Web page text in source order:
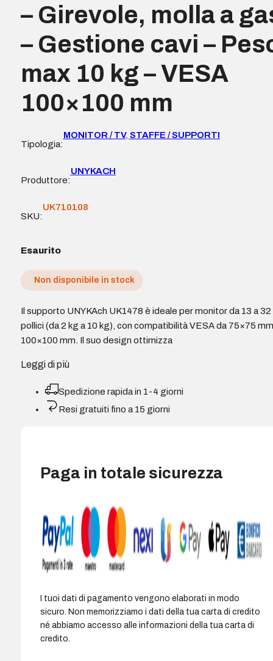
– Girevole, molla a
– Gestione cavi –
max 10 kg – VESA
100×100 mm
Tipologia:
MONITOR / TV, STAFFE / SUPPORTI
Produttore:
UNYKACH
SKU:
UK710108
Esaurito
Non disponibile in stock
Il supporto UNYKAch UK1478 è ideale per monitor da 13 a 32
pollici (da 2 kg a 10 kg), con compatibilità VESA da 75×75
100×100 mm. Il suo design ottimizza
Leggi di più
Spedizione rapida in 1-4 giorni
Resi gratuiti fino a 15 giorni
Paga in totale sicurezza
I tuoi dati di pagamento vengono elaborati in modo
sicuro. Non memorizziamo i dati della tua carta di credito
né abbiamo accesso alle informazioni della tua carta di
credito.